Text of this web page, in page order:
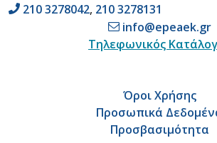
210 3278042, 210 3278131
info@epeaek.gr
Τηλεφωνικός
Όροι Χρήσης
Προσωπικά
Προσβασιμότητα